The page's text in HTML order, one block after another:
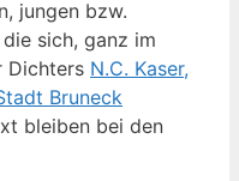
jungen bzw.
sich, ganz im
Dichters N.C. Kaser,
Bruneck
bleiben bei den